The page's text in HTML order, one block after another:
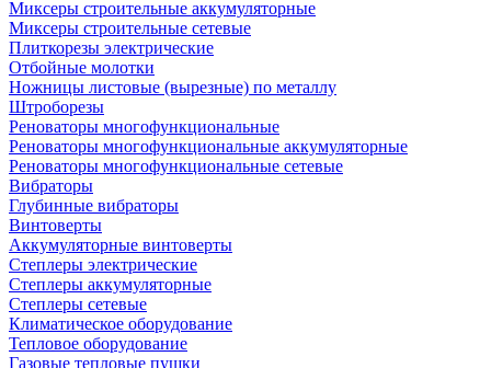
Миксеры строительные аккумуляторные
Миксеры строительные сетевые
Плиткорезы электрические
Отбойные молотки
Ножницы листовые (вырезные) по металлу
Штроборезы
Реноваторы многофункциональные
Реноваторы многофункциональные аккумуляторные
Реноваторы многофункциональные сетевые
Вибраторы
Глубинные вибраторы
Винтоверты
Аккумуляторные винтоверты
Степлеры электрические
Степлеры аккумуляторные
Степлеры сетевые
Климатическое оборудование
Тепловое оборудование
Газовые тепловые пушки